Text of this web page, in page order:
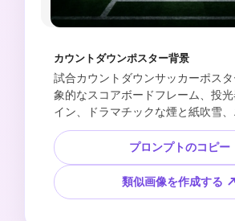
カウントダウンポスター背景
試合カウントダウンサッカーポス
象的なスコアボードフレーム、投
イン、ドラマチックな煙と紙吹雪、
ュなスポーツナイトムード、数字と
のクリーンな中央スペース、読みや
なし、公式イベントマークなし、
し、実際の選手の顔なし、スポンサ
の詳細なし。
プロンプトのコピー
類似画像を作成する ↗